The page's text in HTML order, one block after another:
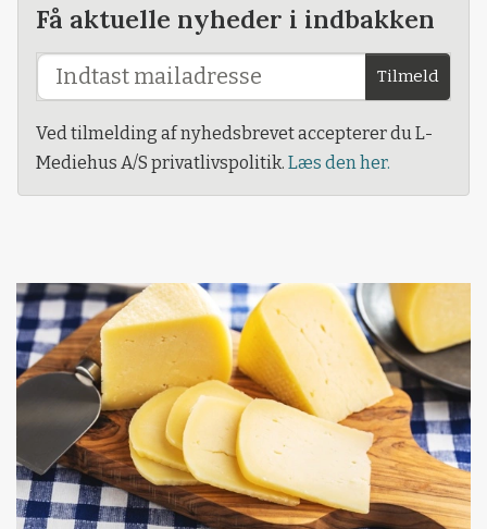
Få aktuelle nyheder i indbakken
Tilmeld
Ved tilmelding af nyhedsbrevet accepterer du L-
Mediehus A/S privatlivspolitik. Læs den her.